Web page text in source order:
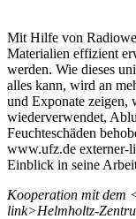
Mit Hilfe von
Materialien effizient
werden. Wie dieses
alles kann, wird an
und Exponate zeigen,
wiederverwendet,
Feuchteschäden
www.ufz.de externer-
Einblick in seine
Kooperation mit dem
link>Helmholtz-